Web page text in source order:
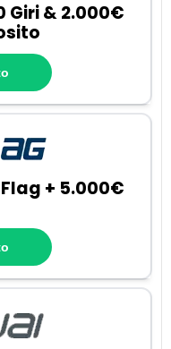
Giri & 2.000€
+ 5.000€